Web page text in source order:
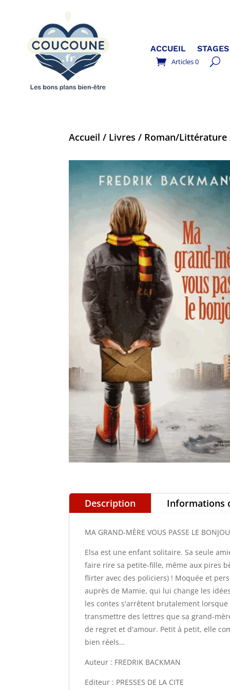
ACCUEIL STAGES
Articles 0
Accueil / Livres / Roman/Littérature
Description Informations
MA GRAND-MÈRE VOUS PASSE LE
Elsa est une enfant solitaire. Sa seule
faire rire sa petite-fille, même aux pires
flirter avec des policiers) ! Moquée et
auprès de Mamie, qui lui change les
les contes s'arrêtent brutalement
transmettre des lettres que sa grand-
de regret et d'amour. Petit à petit, elle
bien réels…
Auteur : FREDRIK BACKMAN
Editeur : PRESSES DE LA CITE